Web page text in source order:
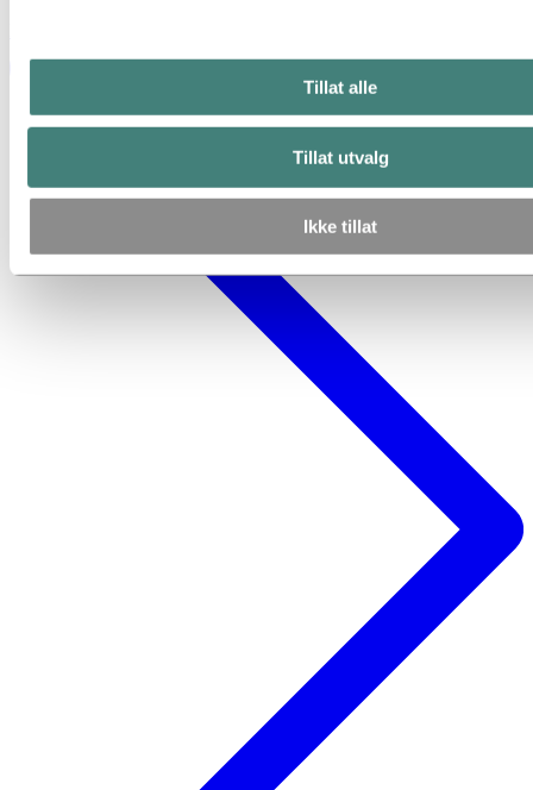
Tillat alle
Tillat utvalg
Ikke tillat